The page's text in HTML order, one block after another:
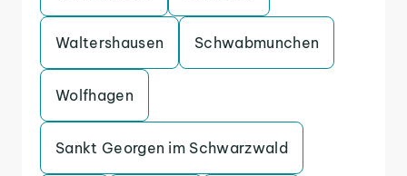
Waltershausen Schwabmunchen
Wolfhagen
Sankt Georgen im Schwarzwald